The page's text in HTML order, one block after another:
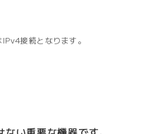
接続となります。